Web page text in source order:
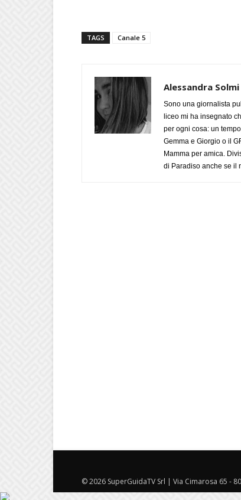
TAGS Canale 5
Alessandra Solmi
Sono una giornalista
liceo mi ha insegnato
per ogni cosa: un
Gemma e Giorgio o il
Mamma per amica.
di Paradiso anche se il
© 2026 SuperGuidaTV Srl | Via Cimarosa 65 -